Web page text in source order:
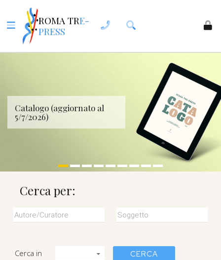
ROMA TRE-
PRESS
Catalogo (aggiornato al
5/7/2026)
Cerca per:
Cerca in